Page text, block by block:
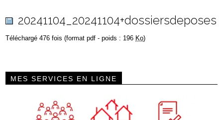
20241104_20241104+dossiersdeposes
Téléchargé 476 fois (format pdf - poids : 196 Ko)
MES SERVICES EN LIGNE